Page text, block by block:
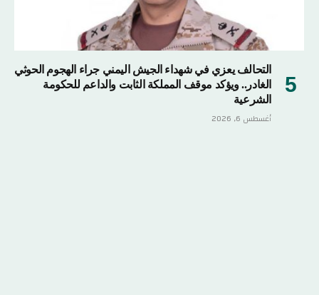
التحالف يعزي في شهداء الجيش اليمني جراء الهجوم الحوثي
الغادر.. ويؤكد موقف المملكة الثابت والداعم للحكومة
الشرعية
أغسطس 6, 2026